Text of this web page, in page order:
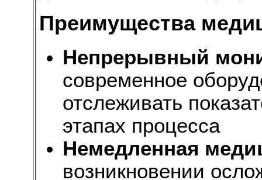
Преимущества
Непрерывный
современное
отслеживать
этапах процесса
Немедленная
возникновении